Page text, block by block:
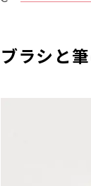
ブラシと